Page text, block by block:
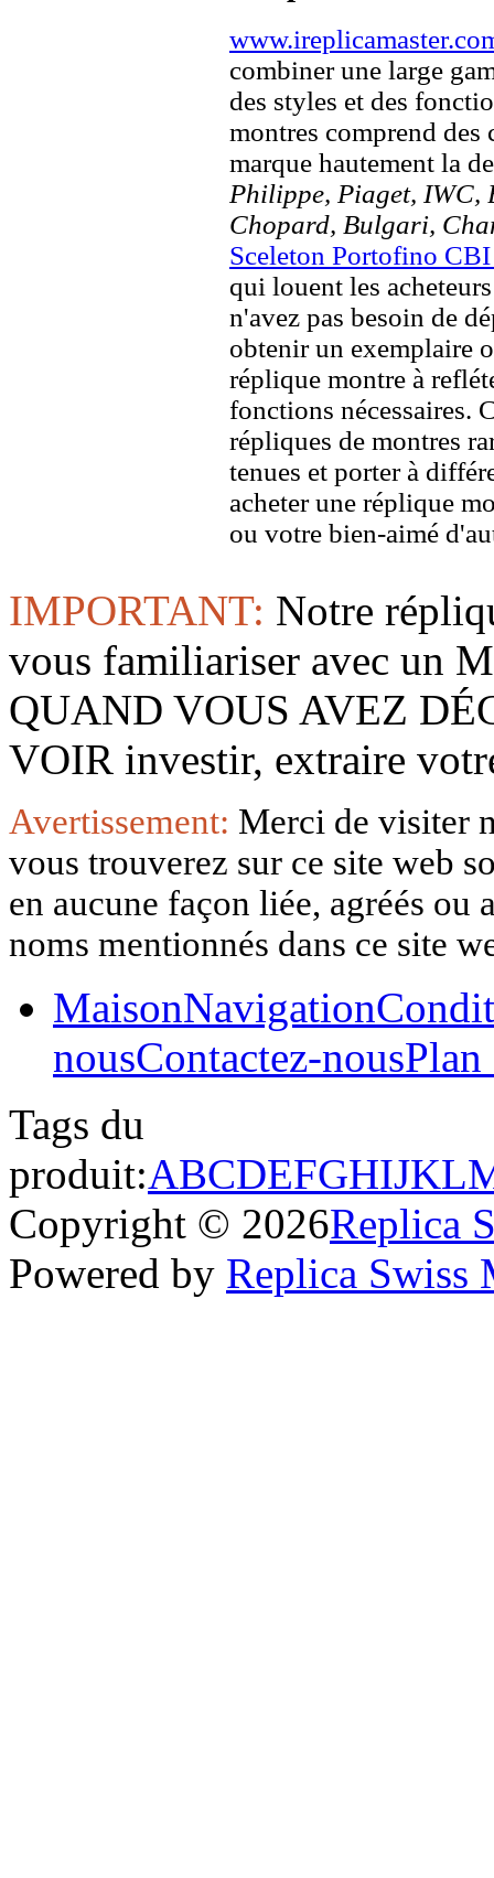
combiner une large
des styles et des
montres comprend des
marque hautement la
Philippe, Piaget, IWC,
Chopard, Bulgari,
Sceleton Portofino
qui louent les
n'avez pas besoin de
obtenir un exemplaire
réplique montre à
fonctions nécessaires.
répliques de montres
tenues et porter à
acheter une réplique
ou votre bien-aimé
IMPORTANT: Notre
vous familiariser avec un
QUAND VOUS AVEZ
VOIR investir, extraire
Avertissement: Merci de visiter
vous trouverez sur ce site web
en aucune façon liée, agréés
noms mentionnés dans ce site
MaisonNavigation
nousContactez-nousPlan
Tags du
produit:ABCDEFGHIJKL
Copyright © 2026Replica
Powered by Replica Swiss